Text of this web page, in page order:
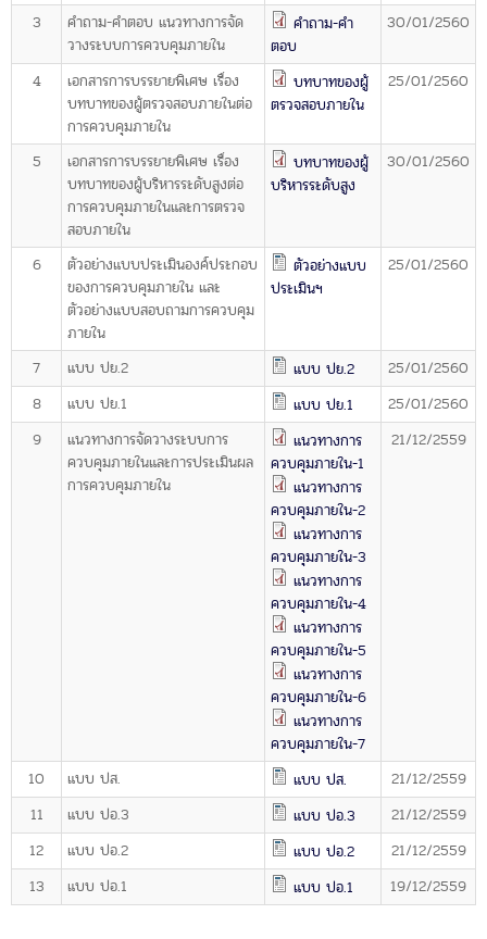
หน้าที่และอำนาจ และการแบ่งส่วนราชการ
หน้าที่และอำนาจ
โครงสร้างหน่วยงาน
ภาพรวม
ส่วนกลาง
ส่วนภูมิภาค
คณะกรรมการตรวจสอบ
โครงสร้างคณะกรรมการตรวจสอบ
เอกสารที่เกี่ยวข้อง
คณะกรรมการมาตรฐานจริยธรรมของเจ้าหน้าที่และ
บุคลากรอื่น
โครงสร้างคณะกรรมการ
เอกสารที่เกี่ยวข้อง
การป้องกันการทุจริต
การส่งเสริมความโปร่งใส
การเปิดโอกาสให้เกิดการมีส่วนร่วม
การขับเคลื่อนจริยธรรม
3
คำถาม-คำตอบ แนวทางการจัด
วางระบบการควบคุมภายใน
คำถาม-คำ
ตอบ
30/01/2560
4
เอกสารการบรรยายพิเศษ เรื่อง
บทบาทของผู้ตรวจสอบภายในต่อ
การควบคุมภายใน
บทบาทของผู้
ตรวจสอบภายใน
25/01/2560
5
เอกสารการบรรยายพิเศษ เรื่อง
บทบาทของผู้บริหารระดับสูงต่อ
การควบคุมภายในและการตรวจ
สอบภายใน
บทบาทของผู้
บริหารระดับสูง
30/01/2560
6
ตัวอย่างแบบประเมินองค์ประกอบ
ของการควบคุมภายใน และ
ตัวอย่างแบบสอบถามการควบคุม
ภายใน
ตัวอย่างแบบ
ประเมินฯ
25/01/2560
7 แบบ ปย.2 แบบ ปย.2
25/01/2560
8
แบบ ปย.1 แบบ ปย.1
25/01/2560
9
แนวทางการจัดวางระบบการ
ควบคุมภายในและการประเมินผล
การควบคุมภายใน
แนวทางการ
ควบคุมภายใน-1
แนวทางการ
ควบคุมภายใน-2
แนวทางการ
ควบคุมภายใน-3
แนวทางการ
ควบคุมภายใน-4
แนวทางการ
ควบคุมภายใน-5
แนวทางการ
ควบคุมภายใน-6
แนวทางการ
ควบคุมภายใน-7
21/12/2559
10 แบบ ปส. แบบ ปส.
21/12/2559
11
แบบ ปอ.3 แบบ ปอ.3
21/12/2559
12
แบบ ปอ.2 แบบ ปอ.2
21/12/2559
13
แบบ ปอ.1 แบบ ปอ.1 19/12/2559